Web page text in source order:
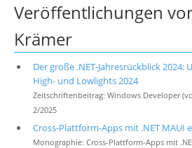
Veröffentlichungen
Krämer
Der große .NET-Jahresrückblick 2024:
High- und Lowlights 2024
Zeitschriftenbeitrag: Windows Developer
2/2025
Cross-Plattform-Apps mit .NET MAUI
Monographie: Cross-Plattform-Apps mit